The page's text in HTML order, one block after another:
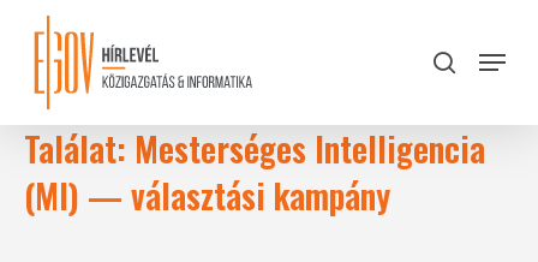
content
search
Menu
Találat: Mesterséges Intelligencia
(MI) — választási kampány
Close